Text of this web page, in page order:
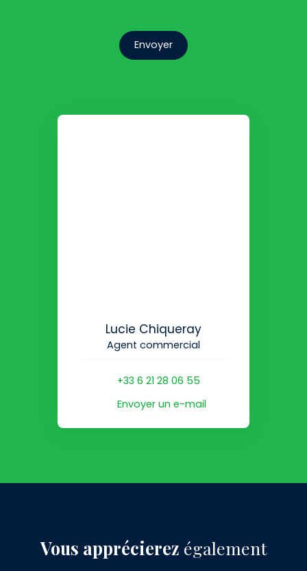
Envoyer
Lucie Chiqueray
Agent commercial
+33 6 21 28 06 55
Envoyer un e-mail
Vous apprécierez également